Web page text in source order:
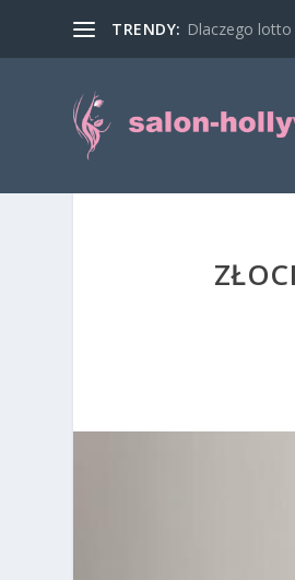
TRENDY: Dlaczego